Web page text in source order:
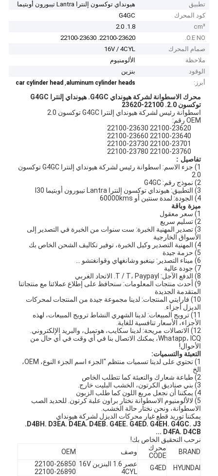
تطبيق
هيونداي توكسون إلنترا Lantra تيبورون أوبتيما
كود المحرك
G4GC
cm³
1.8. 2.0
O.E NO.
22100-23620. 22100-23630
صمام المحرك
16V / 4CYL
ملاحظة
الألومنيوم
الوقود
بنزين
أبرز:
aluminum cylinder heads
,
car cylinder head
محرك الاسطوانة لشركة هيونداي G4GC.
هيونداي إلنترا G4GC
توكسون 2.0.
22100-23620
اسطوانة رئيس لشركة هيونداي إلنترا G4GC توكسون 2.0
OEM رقم:
22100-23620 22100-23630
22100-23640 22100-23660
22100-23701 22100-23730
22100-23760 22100-23780
تفاصيل :
1) جزء الاسم: اسطوانة رئيس لشركة هيونداي إلنترا G4GC توكسون
2.0
2) نموذج رقم: G4GC
3) التطبيق: هيونداي توكسون إلنترا Lantra تيبورون أوبتيما I30
4) الجودة: لمدة سنتين أو 60000kms
ميزة وباقة
1) سعر معقول
2) تسليم سريع
3) تصدير المهنية الخبرة: ست سنوات من الخبرة في التصدير إلى
الأسواق الخارجية
4) المهنية التصدير وكيل الخبرة، توفير تكاليف الشحن الخاص بك
5) حزمة جيدة
6) ميناء التصدير: نينغبو وشانغهاي وقوانغتشو ...
7) جودة عالية
8) الدفع الآجل: T / T، Paypayl. الاتحاد الغربي
9) أحدث منتجات المعلومات: سنحافظ على إطلاع عملائنا مع منتجاتنا
المتقدمة الجديدة
10) فارايتي المنتجات: لدينا مجموعة جيدة من المنتجات لمحركات
الديزل أجزاء.
11) ترويج المبيعات: لدينا الشهري النشاط ترويج المبيعات، لهذه
الأجزاء، الأسعار تنافسية للغاية.
12) الاتصالات مريحة: لدينا سكايب، هوتميل، والبريد الإلكتروني.
Whatapp، ICQ، يمكنك الاتصال بنا في أي وقت في أي حال من
الأحوال!
التعبئة والتسميات:
1) تحتوي على لدينا تسميات منتظم "الجزء اسم الجزء النوع، OEM،
الخ
2) طباعة شعارك والتعبئة كما تتطلب الخاص
3) بني صناديق الكرتون، الخشب البليت خارج.
4) يمكننا أن نجعل مربع اللون كما طلب الزبون
5) لالألومنيوم الاسطوانة نختار براون علبة كرتون. للحديد الصب
الاسطوانة، ونحن نختار حالة الخشب.
يمكننا توريد قطع غيار محركات الديزل لشركة هيونداي
D4BH. D3EA. D4EA. D4EB. G4EE. G4ED. G4EH. G4GC. J3.
D4FA. D4CB ...
نرحب التحقيق الخاص بك!
BRAND
محرك
CODE
وصف OEM
HYUNDAI
G4ED
عصر 1.6 البنزين 16V
4CYL
22100-26850
22100-26890